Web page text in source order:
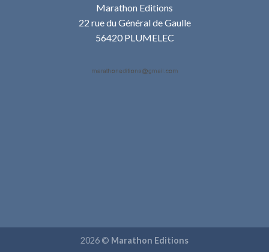
Marathon Editions
22 rue du Général de Gaulle
56420 PLUMELEC
2026 © Marathon Editions